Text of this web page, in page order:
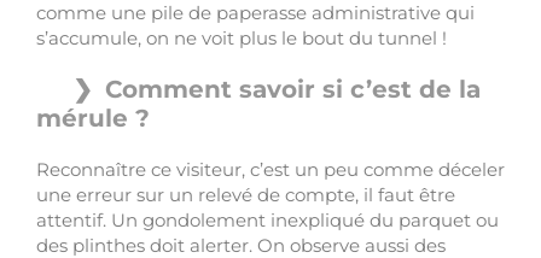
comme une pile de paperasse administrative qui
s’accumule, on ne voit plus le bout du tunnel !
Comment savoir si c’est de la
mérule ?
Reconnaître ce visiteur, c’est un peu comme déceler
une erreur sur un relevé de compte, il faut être
attentif. Un gondolement inexpliqué du parquet ou
des plinthes doit alerter. On observe aussi des